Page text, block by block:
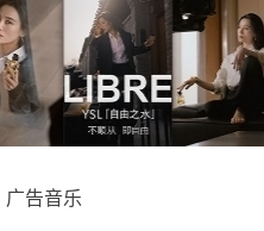
乐版
为Discovery expedition北京
乐版权
广告音乐